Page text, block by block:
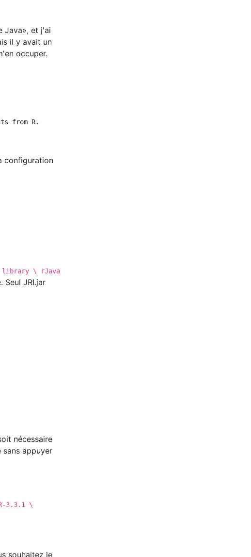
Java», et j'ai
il y avait un
occuper.
configuration
library \ rJava
Seul JRI.jar
nécessaire
appuyer
3.3.1 \
souhaitez le